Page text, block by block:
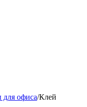
для офиса/Клей